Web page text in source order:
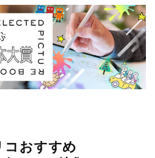
コおすすめ